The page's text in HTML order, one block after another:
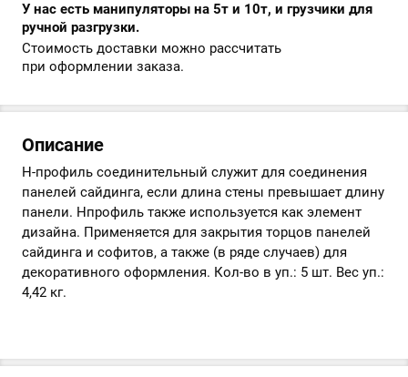
У нас есть манипуляторы на 5т и 10т, и грузчики для
ручной разгрузки.
Стоимость доставки можно рассчитать
при оформлении заказа.
Описание
Н-профиль соединительный служит для соединения
панелей сайдинга, если длина стены превышает длину
панели. Нпрофиль также используется как элемент
дизайна. Применяется для закрытия торцов панелей
сайдинга и софитов, а также (в ряде случаев) для
декоративного оформления. Кол-во в уп.: 5 шт. Вес уп.:
4,42 кг.